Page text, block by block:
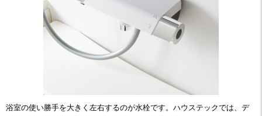
浴室の使い勝手を大きく左右するのが水栓です。ハウステックでは、デ